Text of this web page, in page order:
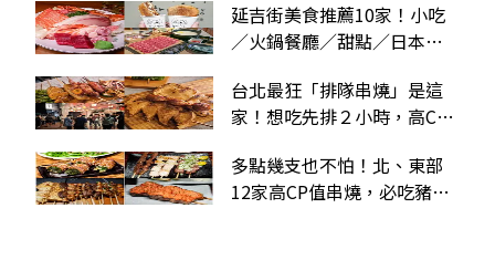
延吉街美食推薦10家！小吃
／火鍋餐廳／甜點／日本料
台北最狂「排隊串燒」是這
家！想吃先排２小時，高CP
多點幾支也不怕！北、東部
12家高CP值串燒，必吃豬肉